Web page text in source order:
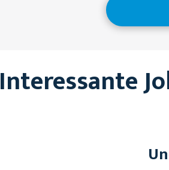
Interessante